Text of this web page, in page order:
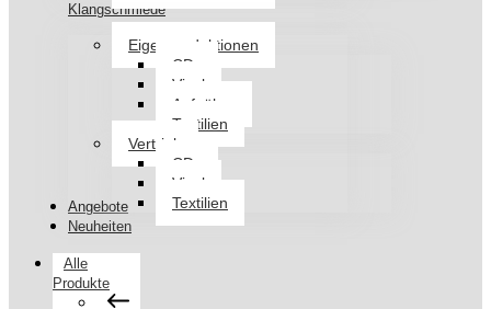
Klangschmiede
Eigenproduktionen
CDs
Vinyl
Aufnäher
Textilien
Vertrieb
CDs
Vinyl
Textilien
Angebote
Neuheiten
Alle
Produkte